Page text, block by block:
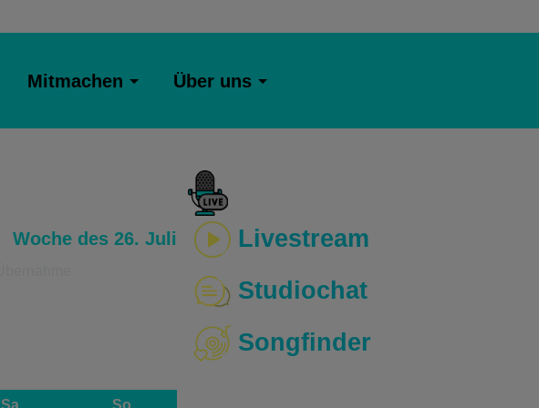
Mitmachen Über uns
Woche des 26. Juli
Livestream
Studiochat
Songfinder